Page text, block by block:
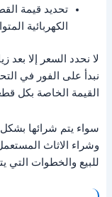
تحديد قيمة
الكهربائية
لا نحدد السعر إلا بعد
نبدأ على الفور في
القيمة الخاصة بكل
سواء يتم شرائها
وشراء الاثاث
للبيع والخطوات التي